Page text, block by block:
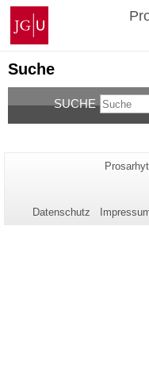
Zum
Inhalt
springen
Johannes
Gutenberg-
Universität
Mainz
Suche
SUCHE
Seiten-
Datenschutz